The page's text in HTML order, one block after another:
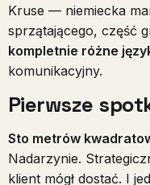
Kruse — niemiecka
sprzątającego, część
kompletnie różne
komunikacyjny.
Pierwsze
Sto metrów
Nadarzynie.
klient mógł dostać. I